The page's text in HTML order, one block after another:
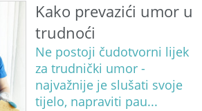
Kako prevazići umor u
trudnoći
Ne postoji čudotvorni lijek
za trudnički umor -
najvažnije je slušati svoje
tijelo, napraviti pau...